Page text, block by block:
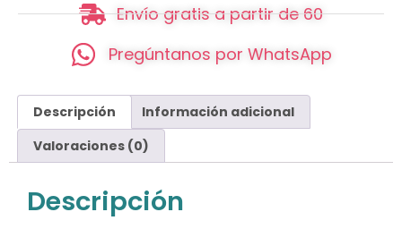
Envío gratis a partir de 60
Pregúntanos por WhatsApp
Descripción
Información adicional
Valoraciones (0)
Descripción